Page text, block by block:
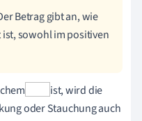
Betrag gibt an, wie
sowohl im positiven
ist, wird die
oder Stauchung auch